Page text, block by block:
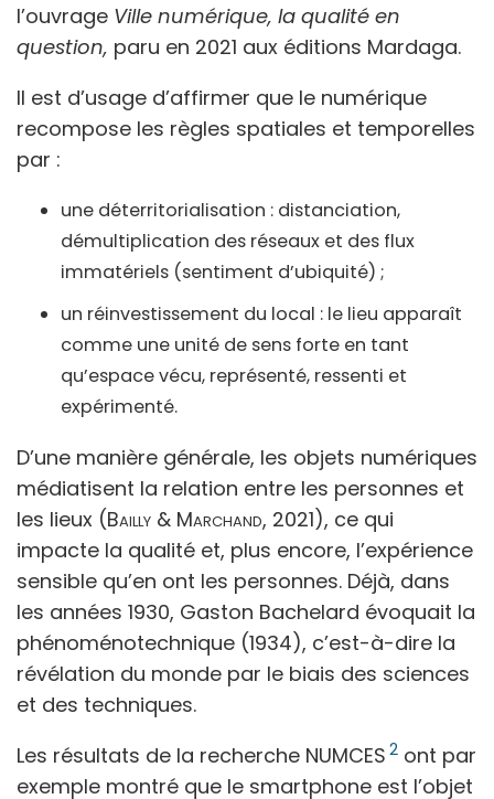
l’ouvrage Ville numérique, la qualité en
question, paru en 2021 aux éditions Mardaga.
Il est d’usage d’affirmer que le numérique
recompose les règles spatiales et temporelles
par :
une déterritorialisation : distanciation,
démultiplication des réseaux et des flux
immatériels (sentiment d’ubiquité) ;
un réinvestissement du local : le lieu apparaît
comme une unité de sens forte en tant
qu’espace vécu, représenté, ressenti et
expérimenté.
D’une manière générale, les objets numériques
médiatisent la relation entre les personnes et
les lieux (Bailly & Marchand, 2021), ce qui
impacte la qualité et, plus encore, l’expérience
sensible qu’en ont les personnes. Déjà, dans
les années 1930, Gaston Bachelard évoquait la
phénoménotechnique (1934), c’est-à-dire la
révélation du monde par le biais des sciences
et des techniques.
Les résultats de la recherche NUMCES 2ont par
exemple montré que le smartphone est l’objet